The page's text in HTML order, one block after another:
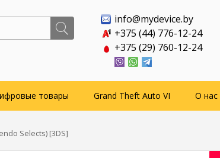
info@mydevice.by
+375 (44) 776-12-24
+375 (29) 760-12-24
товары Grand Theft Auto VI О нас
Selects) [3DS]